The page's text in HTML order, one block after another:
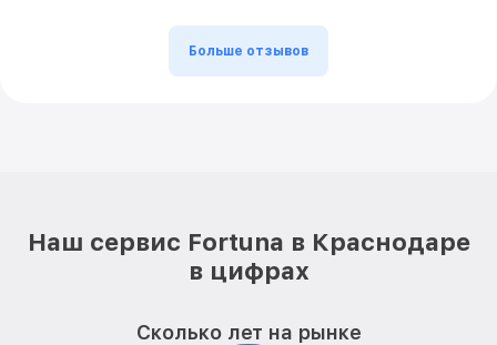
Больше отзывов
Наш сервис Fortuna в Краснодаре
в цифрах
Сколько лет на рынке